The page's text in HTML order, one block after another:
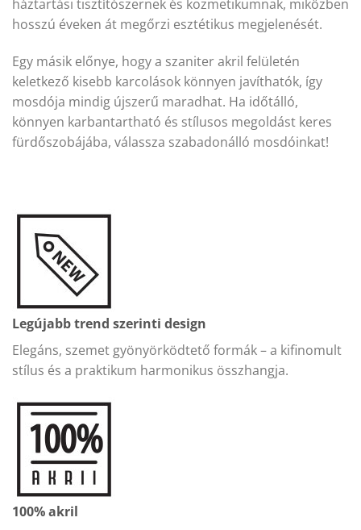
háztartási tisztítószernek és kozmetikumnak, miközben
hosszú éveken át megőrzi esztétikus megjelenését.
Egy másik előnye, hogy a szaniter akril felületén
keletkező kisebb karcolások könnyen javíthatók, így
mosdója mindig újszerű maradhat. Ha időtálló,
könnyen karbantartható és stílusos megoldást keres
fürdőszobájába, válassza szabadonálló mosdóinkat!
Legújabb trend szerinti design
Elegáns, szemet gyönyörködtető formák – a kifinomult
stílus és a praktikum harmonikus összhangja.
100% akril